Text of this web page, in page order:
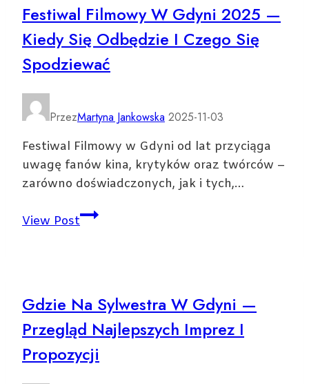
Festiwal Filmowy W Gdyni 2025 —
Kiedy Się Odbędzie I Czego Się
Spodziewać
PrzezMartyna Jankowska 2025-11-03
Festiwal Filmowy w Gdyni od lat przyciąga
uwagę fanów kina, krytyków oraz twórców –
zarówno doświadczonych, jak i tych,…
View PostFestiwal
—
kiedy
odbędzie
Gdzie Na Sylwestra W Gdyni —
Przegląd Najlepszych Imprez I
Propozycji